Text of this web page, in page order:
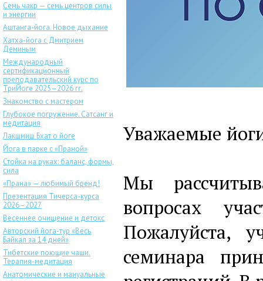
Семь чакр — семь центров силы
и энергии
Аштанга-йога. Новое дыхание
Хатха-йога с Дмитрием
Деминым
Международный
сертификационный
преподавательский курс по
ТриЙоге 2025–2026 гг.
Знакомство с мастером
Глубокое погружение. Сатсанг и
медитация
Лакшмиш Бхат о йоге
Йога в парке с «Праной»
Стойка на руках: баланс, формы,
сила
«Прана» — любимый бренд!
Презентация Тичерса-курса
2026–2027
Весеннее очищение и детокс
Авторский йога-тур «Весь
Байкал за 14 дней»
Тибетские поющие чаши.
Терапия-медитация
Анатомические и мануальные
Уважаемые
Мы
вопросах
Пожалуйста,
семинара